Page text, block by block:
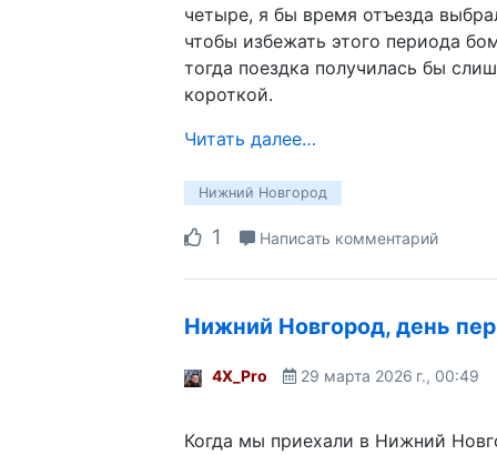
четыре, я бы время отъезда
чтобы избежать этого периода
тогда поездка получилась бы
короткой.
Читать далее…
Нижний Новгород
1 Написать комментарий
Нижний Новгород, день
4X_Pro 29 марта 2026 г., 00:49
Когда мы приехали в Нижний